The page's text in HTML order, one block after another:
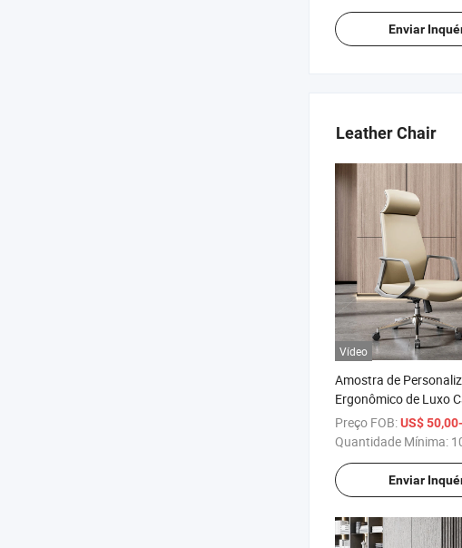
Enviar
Leather Chair
Vídeo
Amostra de
Ergonômico de Luxo
Escritório Alta em
Chefe Gerente Diretor
Executivas para
Preço FOB:US$
Quantidade Mínima:
Enviar